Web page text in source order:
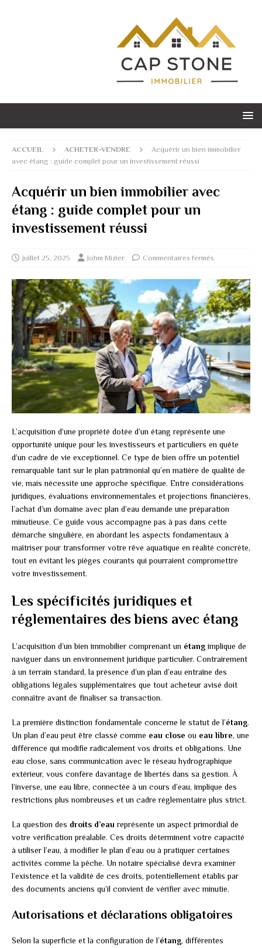
ACCUEIL ACHETER-VENDRE
Acquérir un bien immobilier
avec étang : guide complet pour un investissement réussi
Acquérir un bien immobilier avec
étang : guide complet pour un
investissement réussi
juillet 25, 2025 Johm Mizier Commentaires fermés
L’acquisition d’une propriété dotée d’un étang représente une
opportunité unique pour les investisseurs et particuliers en quête
d’un cadre de vie exceptionnel. Ce type de bien offre un potentiel
remarquable tant sur le plan patrimonial qu’en matière de qualité de
vie, mais nécessite une approche spécifique. Entre considérations
juridiques, évaluations environnementales et projections financières,
l’achat d’un domaine avec plan d’eau demande une préparation
minutieuse. Ce guide vous accompagne pas à pas dans cette
démarche singulière, en abordant les aspects fondamentaux à
maîtriser pour transformer votre rêve aquatique en réalité concrète,
tout en évitant les pièges courants qui pourraient compromettre
votre investissement.
Les spécificités juridiques et
réglementaires des biens avec étang
L’acquisition d’un bien immobilier comprenant un étang implique de
naviguer dans un environnement juridique particulier. Contrairement
à un terrain standard, la présence d’un plan d’eau entraîne des
obligations légales supplémentaires que tout acheteur avisé doit
connaître avant de finaliser sa transaction.
La première distinction fondamentale concerne le statut de l’étang.
Un plan d’eau peut être classé comme eau close ou eau libre, une
différence qui modifie radicalement vos droits et obligations. Une
eau close, sans communication avec le réseau hydrographique
extérieur, vous confère davantage de libertés dans sa gestion. À
l’inverse, une eau libre, connectée à un cours d’eau, implique des
restrictions plus nombreuses et un cadre réglementaire plus strict.
La question des droits d’eau représente un aspect primordial de
votre vérification préalable. Ces droits déterminent votre capacité
à utiliser l’eau, à modifier le plan d’eau ou à pratiquer certaines
activités comme la pêche. Un notaire spécialisé devra examiner
l’existence et la validité de ces droits, potentiellement établis par
des documents anciens qu’il convient de vérifier avec minutie.
Autorisations et déclarations obligatoires
Selon la superficie et la configuration de l’étang, différentes